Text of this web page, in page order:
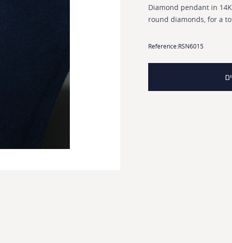
Diamond pendant in 14K
round diamonds, for a
Reference:RSN6015